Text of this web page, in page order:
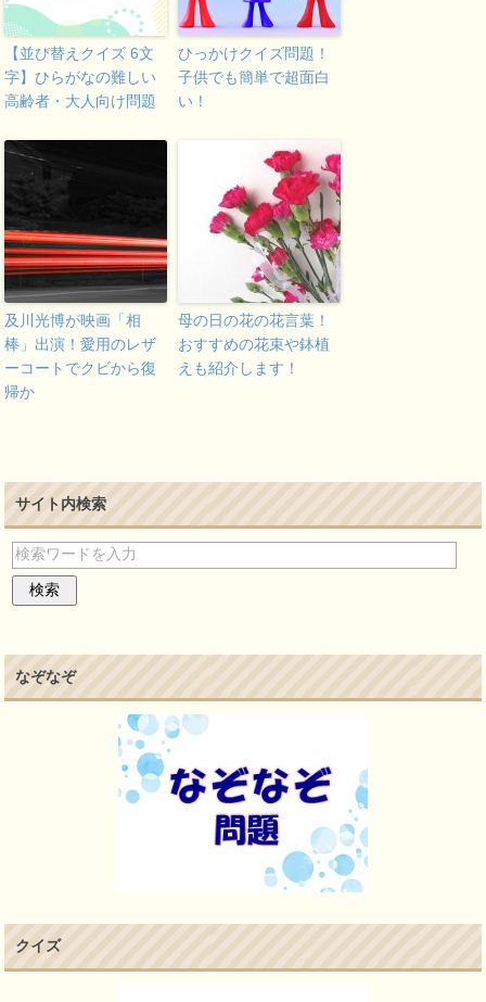
【並び替えクイズ 6文
字】ひらがなの難しい
高齢者・大人向け問題
ひっかけクイズ問題！
子供でも簡単で超面白
い！
及川光博が映画「相
棒」出演！愛用のレザ
ーコートでクビから復
帰か
母の日の花の花言葉！
おすすめの花束や鉢植
えも紹介します！
サイト内検索
なぞなぞ
クイズ